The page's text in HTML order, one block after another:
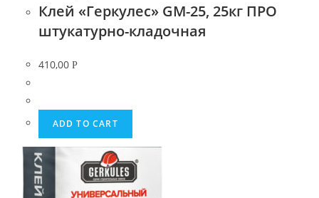
Клей «Геркулес» GM-25, 25кг ПРО
штукатурно-кладочная
410,00 Р
ADD TO CART